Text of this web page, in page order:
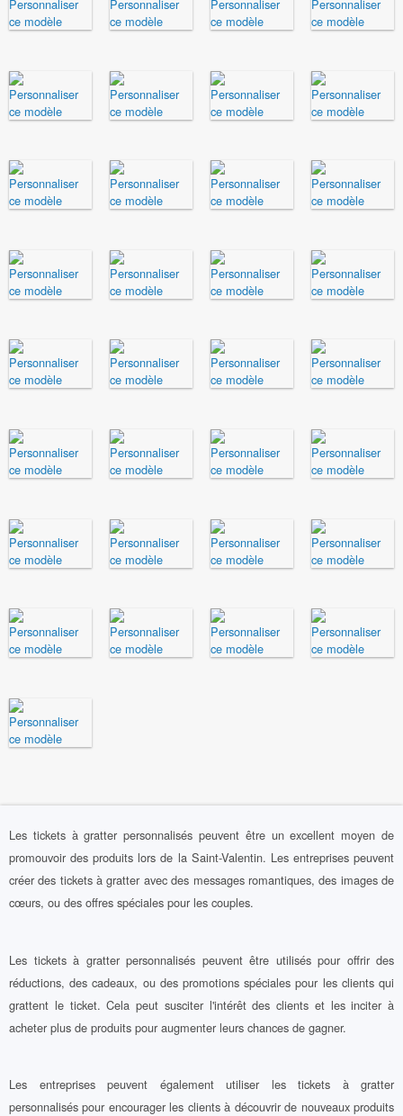
Les tickets à gratter personnalisés peuvent être un excellent moyen de
promouvoir des produits lors de la Saint-Valentin. Les entreprises peuvent
créer des tickets à gratter avec des messages romantiques, des images de
cœurs, ou des offres spéciales pour les couples.
Les tickets à gratter personnalisés peuvent être utilisés pour offrir des
réductions, des cadeaux, ou des promotions spéciales pour les clients qui
grattent le ticket. Cela peut susciter l'intérêt des clients et les inciter à
acheter plus de produits pour augmenter leurs chances de gagner.
Les entreprises peuvent également utiliser les tickets à gratter
personnalisés pour encourager les clients à découvrir de nouveaux produits